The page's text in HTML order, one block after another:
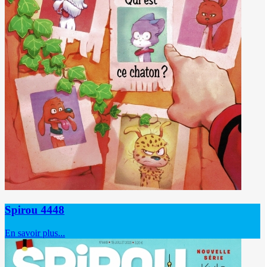
Spirou 4448
En savoir plus...